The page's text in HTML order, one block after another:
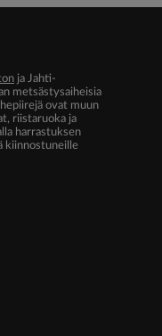
ja Jahti-
metsästysaiheisia
ovat muun
riistaruoka ja
harrastuksen
kiinnostuneille